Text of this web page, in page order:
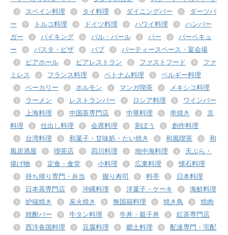
スペイン料理
タイ料理 ダイニングバー
ダーツバ
ー
トルコ料理 ドイツ料理 ハワイ料理
ハンバー
ガー
バイキング バル・バール バー
バーベキュ
ー
パスタ・ピザ パブ
パーティースペース・宴会場
ビアホール
ビアレストラン ファストフード
ファ
ミレス
フランス料理 ベトナム料理
ベルギー料理
ベーカリー
ホルモン マンガ喫茶
メキシコ料理
ラーメン
レストランバー ロシア料理
ワインバー
上海料理
中国茶専門店 中華料理 串焼き
京
料理
仕出し料理 会席料理 割ぽう
創作料理
台湾料理
和菓子・甘味処・たい焼き 和風喫茶
和
風居酒屋
喫茶店 四川料理 地中海料理
天ぷら・
揚げ物
定食・食堂 小料理 広東料理
懐石料理
持ち帰り専門・弁当
握り寿司 料亭
日本料理
日本茶専門店
沖縄料理 洋菓子・ケーキ
海鮮料理
炉端焼き
炭火焼き 無国籍料理 焼き鳥
焼肉
焼酎バー
牛タン料理 牛丼・親子丼
紅茶専門店
西洋各国料理
豆腐料理 郷土料理
配達専門・宅配